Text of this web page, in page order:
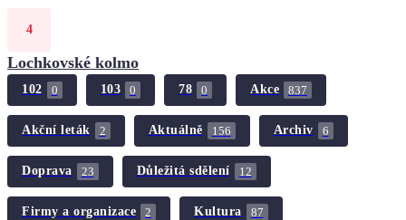
Lochkovské kolmo
102 0 103 0 78 0 Akce 837
Akční leták 2 Aktuálně 156 Archiv 6
Doprava 23 Důležitá sdělení 12
Firmy a organizace 2 Kultura 87